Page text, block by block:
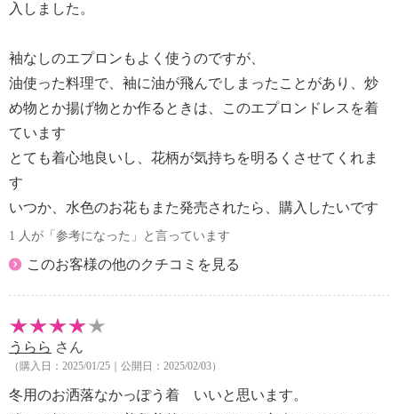
入しました。
袖なしのエプロンもよく使うのですが、
油使った料理で、袖に油が飛んでしまったことがあり、炒
め物とか揚げ物とか作るときは、このエプロンドレスを着
ています
とても着心地良いし、花柄が気持ちを明るくさせてくれま
す
いつか、水色のお花もまた発売されたら、購入したいです
1 人が「参考になった」と言っています
このお客様の他のクチコミを見る
うらら さん
（購入日：2025/01/25｜公開日：2025/02/03）
冬用のお洒落なかっぽう着 いいと思います。